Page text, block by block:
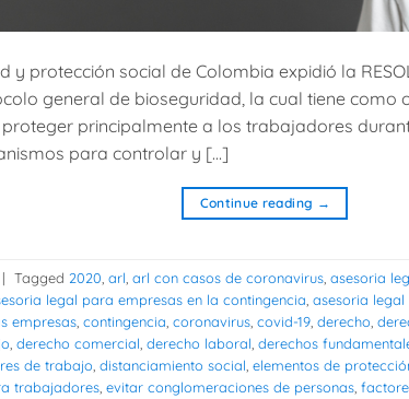
y protección social de Colombia expidió la
general de bioseguridad, la cual tiene como
principalmente a los trabajadores
para controlar y […]
Continue reading →
| Tagged 2020, arl, arl con casos de coronavirus, asesoria
legal para empresas en la contingencia, asesoria
empresas, contingencia, coronavirus, covid-19, derecho,
, derecho comercial, derecho laboral, derechos
de trabajo, distanciamiento social, elementos de
trabajadores, evitar conglomeraciones de personas,